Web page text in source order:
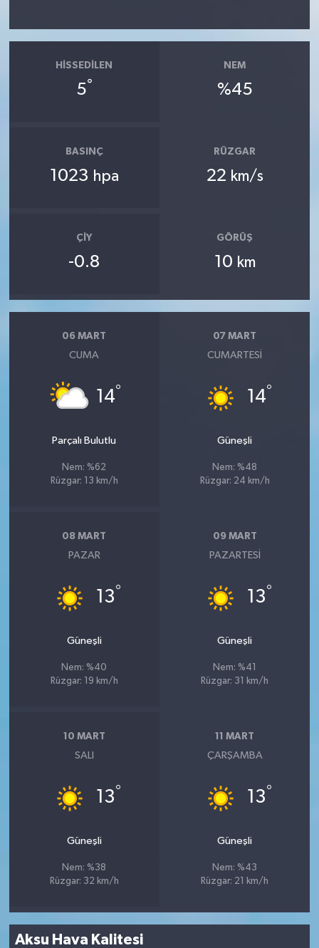
HISSEDILEN
5°
NEM
%45
BASINÇ
1023 hpa
RÜZGAR
22 km/s
ÇIY
-0.8
GÖRÜŞ
10 km
06 MART
CUMA
14°
Parçalı Bulutlu
Nem: %62
Rüzgar: 13 km/h
07 MART
CUMARTESI
14°
Güneşli
Nem: %48
Rüzgar: 24 km/h
08 MART
PAZAR
13°
Güneşli
Nem: %40
Rüzgar: 19 km/h
09 MART
PAZARTESI
13°
Güneşli
Nem: %41
Rüzgar: 31 km/h
10 MART
SALI
13°
Güneşli
Nem: %38
Rüzgar: 32 km/h
11 MART
ÇARŞAMBA
13°
Güneşli
Nem: %43
Rüzgar: 21 km/h
Aksu Hava Kalitesi